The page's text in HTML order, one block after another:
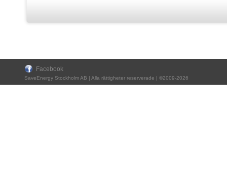
Facebook
SaveEnergy Stockholm AB | Alla rättigheter reserverade | ©2009-2026